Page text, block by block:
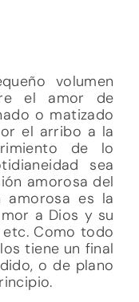
volumen
el amor de
o matizado
el arribo a la
de lo
sea
amorosa del
amorosa es la
a Dios y su
Como todo
tiene un final
o de plano